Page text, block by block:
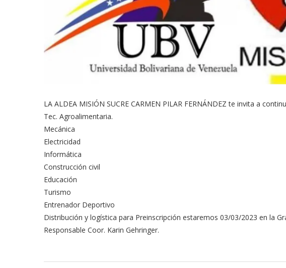
LA ALDEA MISIÓN SUCRE CARMEN PILAR FERNÁNDEZ te invita a
Tec. Agroalimentaria.
Mecánica
Electricidad
Informática
Construcción civil
Educación
Turismo
Entrenador Deportivo
Distribución y logística para Preinscripción estaremos 03/03/2023 en la
Responsable Coor. Karin Gehringer.